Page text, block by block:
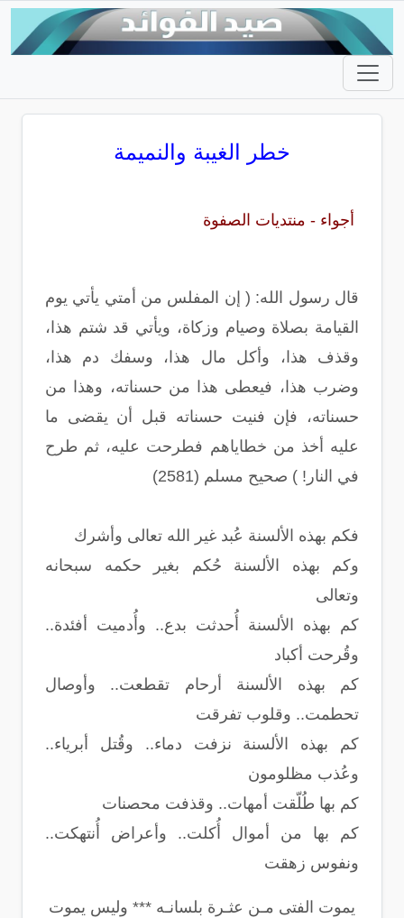
خطر الغيبة والنميمة
أجواء - منتديات الصفوة
قال رسول الله: ( إن المفلس من أمتي يأتي يوم
القيامة بصلاة وصيام وزكاة، ويأتي قد شتم هذا،
وقذف هذا، وأكل مال هذا، وسفك دم هذا،
وضرب هذا، فيعطى هذا من حسناته، وهذا من
حسناته، فإن فنيت حسناته قبل أن يقضى ما
عليه أخذ من خطاياهم فطرحت عليه، ثم طرح
في النار! ) صحيح مسلم (2581)
فكم بهذه الألسنة عُبد غير الله تعالى وأشرك
وكم بهذه الألسنة حُكم بغير حكمه سبحانه
وتعالى
كم بهذه الألسنة أُحدثت بدع.. وأُدميت أفئدة..
وقُرحت أكباد
كم بهذه الألسنة أرحام تقطعت.. وأوصال
تحطمت.. وقلوب تفرقت
كم بهذه الألسنة نزفت دماء.. وقُتل أبرياء..
وعُذب مظلومون
كم بها طُلّقت أمهات.. وقذفت محصنات
كم بها من أموال أُكلت.. وأعراض أُنتهكت..
ونفوس زهقت
يموت الفتى مـن عثـرة بلسانـه *** وليس يموت